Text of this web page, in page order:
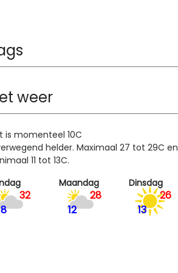
weer
is momenteel 10C
helder. Maximaal 27 tot 29C en
11 tot 13C.
32
Maandag
12
28
Dinsdag
13
26